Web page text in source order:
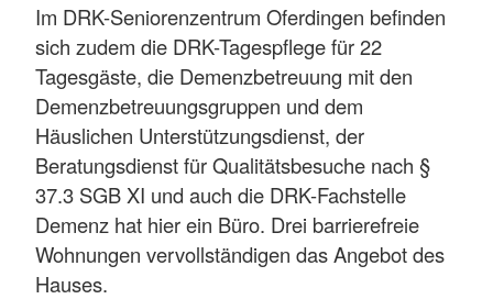
Im DRK-Seniorenzentrum Oferdingen befinden
sich zudem die DRK-Tagespflege für 22
Tagesgäste, die Demenzbetreuung mit den
Demenzbetreuungsgruppen und dem
Häuslichen Unterstützungsdienst, der
Beratungsdienst für Qualitätsbesuche nach §
37.3 SGB XI und auch die DRK-Fachstelle
Demenz hat hier ein Büro. Drei barrierefreie
Wohnungen vervollständigen das Angebot des
Hauses.